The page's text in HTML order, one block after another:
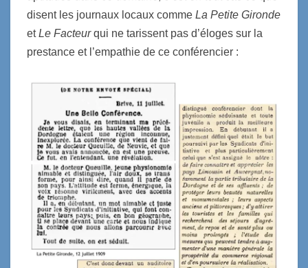
disent les journaux locaux comme La Petite Gironde
etLe Facteurqui ne tarissent pas d’éloges sur la
prestance et l’empathie de ce conférencier :